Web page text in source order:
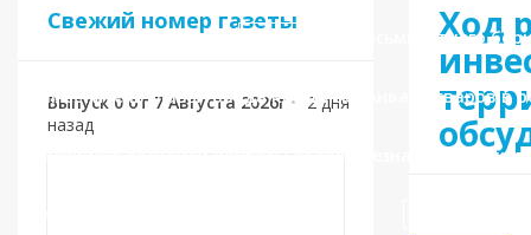
От восьмилетнего
заместитель главы города Каспийска Анвар Асваров
Каспийске обсудили вопросы отлова безнадзорных
Свежий номер газеты
Выпуск 0 от 7 Августа 2026г • 2 дня
назад
Ход